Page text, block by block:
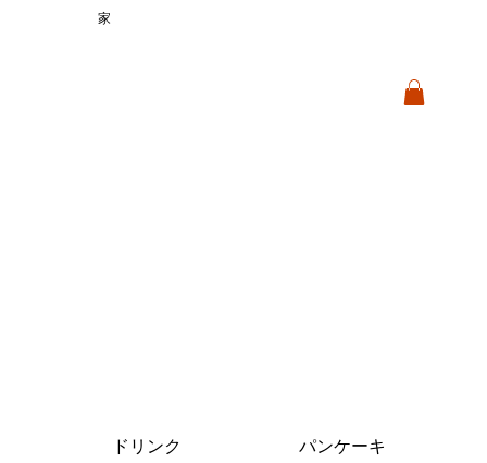
家
ドリンク パンケーキ